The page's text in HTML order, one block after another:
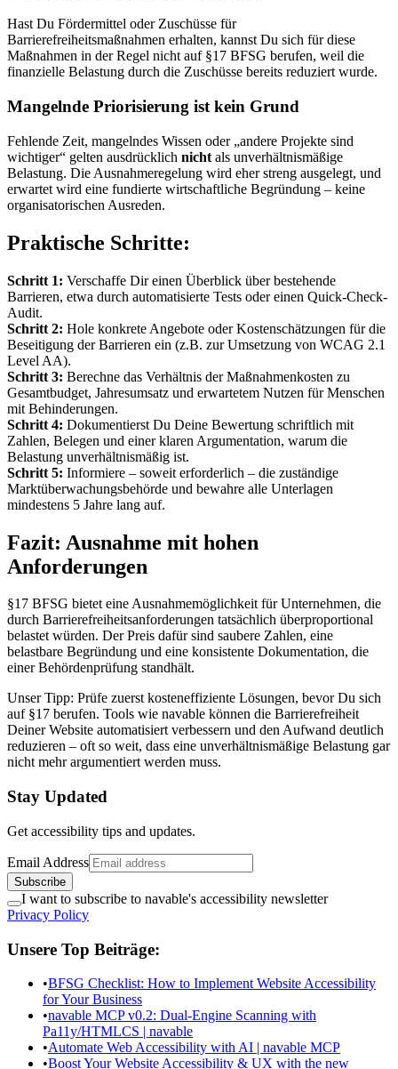
Hast Du Fördermittel oder Zuschüsse für
Barrierefreiheitsmaßnahmen erhalten, kannst Du sich für diese
Maßnahmen in der Regel nicht auf §17 BFSG berufen, weil die
finanzielle Belastung durch die Zuschüsse bereits reduziert wurde.
Mangelnde Priorisierung ist kein Grund
Fehlende Zeit, mangelndes Wissen oder „andere Projekte sind
wichtiger“ gelten ausdrücklich nicht als unverhältnismäßige
Belastung. Die Ausnahmeregelung wird eher streng ausgelegt, und
erwartet wird eine fundierte wirtschaftliche Begründung – keine
organisatorischen Ausreden.
Praktische Schritte:
Schritt 1: Verschaffe Dir einen Überblick über bestehende
Barrieren, etwa durch automatisierte Tests oder einen Quick-Check-
Audit.
Schritt 2: Hole konkrete Angebote oder Kostenschätzungen für die
Beseitigung der Barrieren ein (z.B. zur Umsetzung von WCAG 2.1
Level AA).
Schritt 3: Berechne das Verhältnis der Maßnahmenkosten zu
Gesamtbudget, Jahresumsatz und erwartetem Nutzen für Menschen
mit Behinderungen.
Schritt 4: Dokumentierst Du Deine Bewertung schriftlich mit
Zahlen, Belegen und einer klaren Argumentation, warum die
Belastung unverhältnismäßig ist.
Schritt 5: Informiere – soweit erforderlich – die zuständige
Marktüberwachungsbehörde und bewahre alle Unterlagen
mindestens 5 Jahre lang auf.
Fazit: Ausnahme mit hohen
Anforderungen
§17 BFSG bietet eine Ausnahmemöglichkeit für Unternehmen, die
durch Barrierefreiheitsanforderungen tatsächlich überproportional
belastet würden. Der Preis dafür sind saubere Zahlen, eine
belastbare Begründung und eine konsistente Dokumentation, die
einer Behördenprüfung standhält.
Unser Tipp: Prüfe zuerst kosteneffiziente Lösungen, bevor Du sich
auf §17 berufen. Tools wie navable können die Barrierefreiheit
Deiner Website automatisiert verbessern und den Aufwand deutlich
reduzieren – oft so weit, dass eine unverhältnismäßige Belastung gar
nicht mehr argumentiert werden muss.
Stay Updated
Get accessibility tips and updates.
Email Address
Subscribe
I want to subscribe to navable's accessibility newsletter
Privacy Policy
Unsere Top Beiträge:
•BFSG Checklist: How to Implement Website Accessibility
for Your Business
•navable MCP v0.2: Dual-Engine Scanning with
Pa11y/HTMLCS | navable
•Automate Web Accessibility with AI | navable MCP
•Boost Your Website Accessibility & UX with the new